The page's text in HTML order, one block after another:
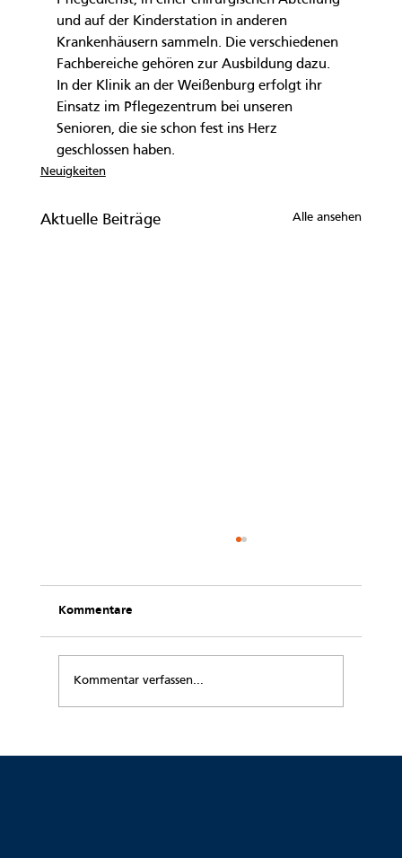
und auf der Kinderstation in anderen
Krankenhäusern sammeln. Die verschiedenen
Fachbereiche gehören zur Ausbildung dazu.
In der Klinik an der Weißenburg erfolgt ihr
Einsatz im Pflegezentrum bei unseren
Senioren, die sie schon fest ins Herz
geschlossen haben.
Neuigkeiten
Aktuelle Beiträge Alle ansehen
Kommentare
Kommentar verfassen...